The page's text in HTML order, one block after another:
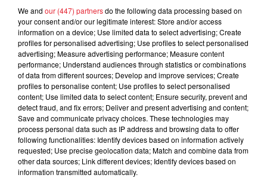
LES DERNIÈRES NEWS Voir plus
Jay-Z se bat contre la grand-mère
d'un homme prétendant être son fils
Cassie met fin à une ex-escorte
masculine dans sa bataille...
We and our (447) partnersdo the following data processing based on
your consent and/or our legitimate interest: Store and/or access
information on a device; Use limited data to select advertising; Create
profiles for personalised advertising; Use profiles to select personalised
advertising; Measure advertising performance; Measure content
performance; Understand audiences through statistics or combinations
of data from different sources; Develop and improve services; Create
profiles to personalise content; Use profiles to select personalised
content; Use limited data to select content; Ensure security, prevent and
detect fraud, and fix errors; Deliver and present advertising and content;
Save and communicate privacy choices. These technologies may
process personal data such as IP address and browsing data to offer
following functionalities: Identify devices based on information actively
requested; Use precise geolocation data; Match and combine data from
other data sources; Link different devices; Identify devices based on
information transmitted automatically.